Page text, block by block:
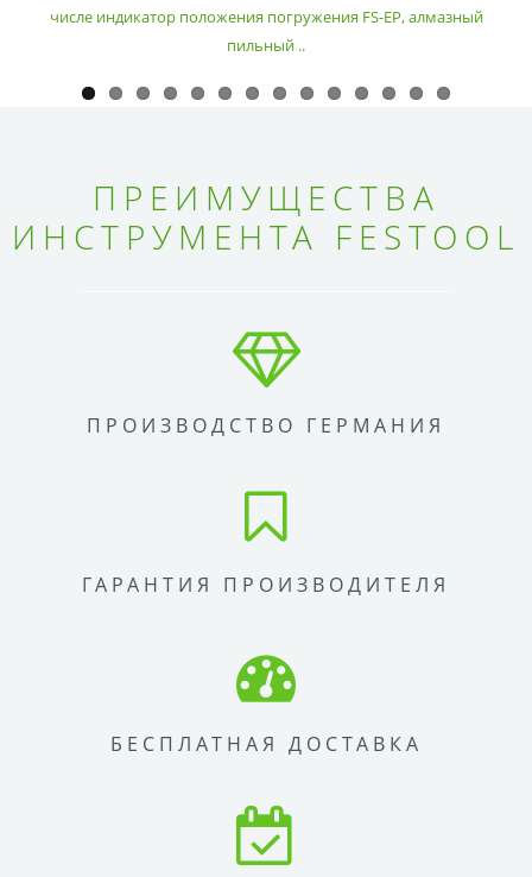
числе индикатор положения погружения FS-EP, алмазный
пильный ..
ПРЕИМУЩЕСТВА
ИНСТРУМЕНТА FESTOOL
ПРОИЗВОДСТВО ГЕРМАНИЯ
ГАРАНТИЯ ПРОИЗВОДИТЕЛЯ
БЕСПЛАТНАЯ ДОСТАВКА